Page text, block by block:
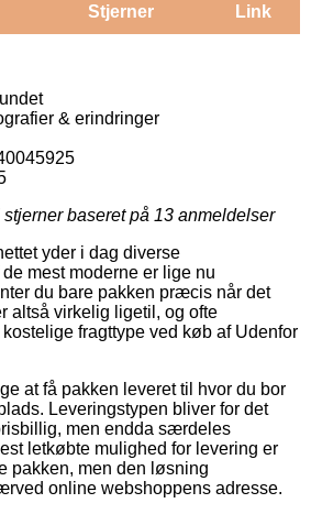
Stjerner Link
& erindringer
stjerner baseret på 13 anmeldelser
yder i dag diverse
mest moderne er lige nu
du bare pakken præcis når det
altså virkelig ligetil, og ofte
fragttype ved køb af Udenfor
at få pakken leveret til hvor du bor
Leveringstypen bliver for det
men endda særdeles
letkøbte mulighed for levering er
pakken, men den løsning
online webshoppens adresse.